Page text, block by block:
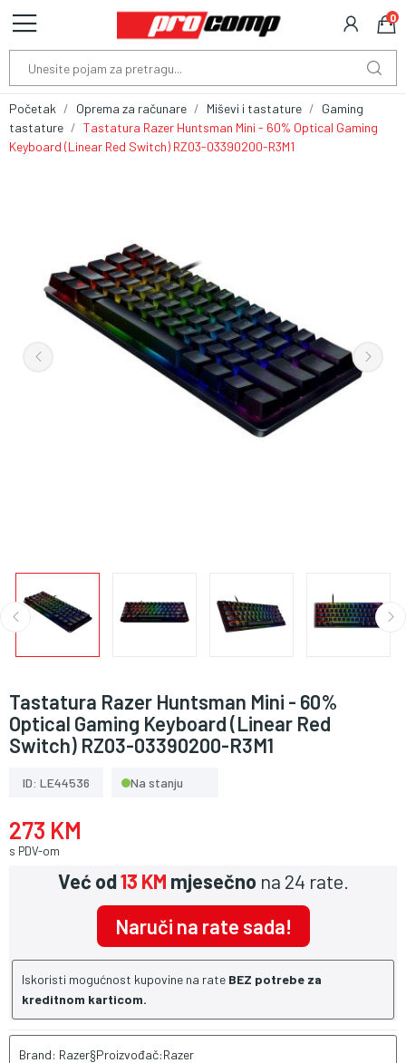
0
Početak Oprema za računare Miševi i tastature
Gaming
tastature
Tastatura Razer Huntsman Mini - 60% Optical Gaming
Keyboard (Linear Red Switch) RZ03-03390200-R3M1
Tastatura Razer Huntsman Mini - 60%
Optical Gaming Keyboard (Linear Red
Switch) RZ03-03390200-R3M1
ID: LE44536 Na stanju
273 KM
s PDV-om
Već od13 KM mjesečno na 24 rate.
Naruči na rate sada!
Iskoristi mogućnost kupovine na rate BEZ potrebe za
kreditnom karticom.
Brand: Razer§Proizvođač:Razer